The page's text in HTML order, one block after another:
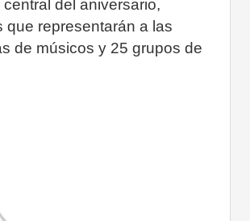
del aniversario,
que representarán a las
de músicos y 25 grupos de